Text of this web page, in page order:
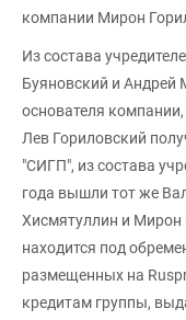
компании Мирон
Из состава
Буяновский и Андрей
основателя
Лев Гориловский
"СИГП", из состава
года вышли тот же
Хисмятуллин и
находится под
размещенных на
кредитам группы,